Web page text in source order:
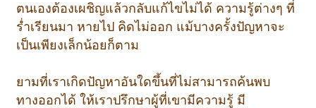
ตนเองต้องเผชิญแล้วกลับแก้ไขไม่ได้ ความรู้ต่างๆ ที่
ร่ำเรียนมา หายไป คิดไม่ออก แม้บางครั้งปัญหาจะ
เป็นเพียงเล็กน้อยก็ตาม
ยามที่เราเกิดปัญหาอันใดขึ้นที่ไม่สามารถค้นพบ
ทางออกได้ ให้เราปรึกษาผู้ที่เขามีความรู้ มี